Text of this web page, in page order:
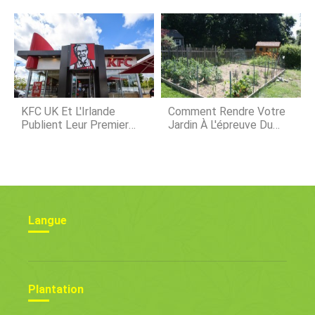
Jordanie Et Le Yémen,
Mais Les Postes
Baissent En 2020 Au
Moyen-Orient
KFC UK Et L'Irlande
Publient Leur Premier
Comment Rendre Votre
Jardin À L'épreuve Du
Langue
Plantation